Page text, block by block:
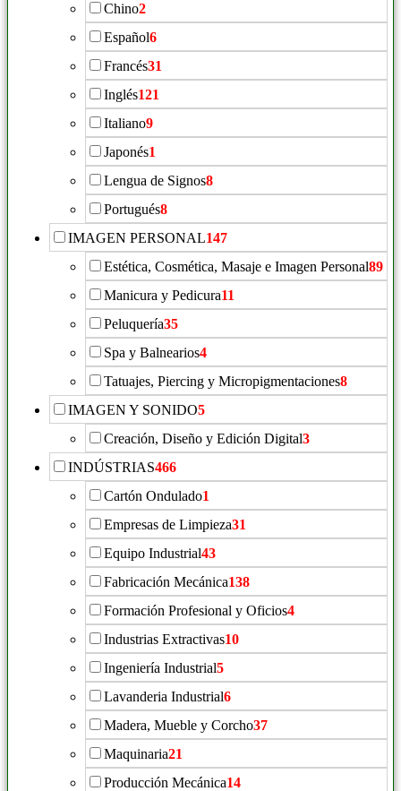
Chino2
Español6
Francés31
Inglés121
Italiano9
Japonés1
Lengua de Signos8
Portugués8
IMAGEN PERSONAL147
Estética, Cosmética, Masaje e Imagen Personal89
Manicura y Pedicura11
Peluquería35
Spa y Balnearios4
Tatuajes, Piercing y Micropigmentaciones8
IMAGEN Y SONIDO5
Creación, Diseño y Edición Digital3
INDÚSTRIAS466
Cartón Ondulado1
Empresas de Limpieza31
Equipo Industrial43
Fabricación Mecánica138
Formación Profesional y Oficios4
Industrias Extractivas10
Ingeniería Industrial5
Lavanderia Industrial6
Madera, Mueble y Corcho37
Maquinaria21
Producción Mecánica14